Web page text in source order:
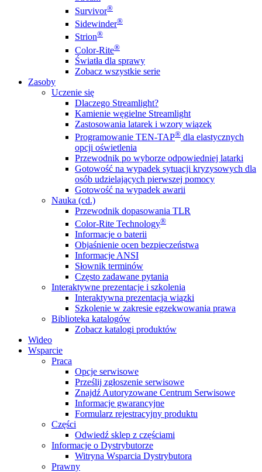
Survivor®
Sidewinder®
Strion®
Color-Rite®
Światła dla sprawy
Zobacz wszystkie serie
Zasoby
Uczenie się
Dlaczego Streamlight?
Kamienie węgielne Streamlight
Zastosowania latarek i wzory wiązek
Programowanie TEN-TAP® dla elastycznych
opcji oświetlenia
Przewodnik po wyborze odpowiedniej latarki
Gotowość na wypadek sytuacji kryzysowych dla
osób udzielających pierwszej pomocy
Gotowość na wypadek awarii
Nauka (cd.)
Przewodnik dopasowania TLR
Color-Rite Technology®
Informacje o baterii
Objaśnienie ocen bezpieczeństwa
Informacje ANSI
Słownik terminów
Często zadawane pytania
Interaktywne prezentacje i szkolenia
Interaktywna prezentacja wiązki
Szkolenie w zakresie egzekwowania prawa
Biblioteka katalogów
Zobacz katalogi produktów
Wideo
Wsparcie
Praca
Opcje serwisowe
Prześlij zgłoszenie serwisowe
Znajdź Autoryzowane Centrum Serwisowe
Informacje gwarancyjne
Formularz rejestracyjny produktu
Części
Odwiedź sklep z częściami
Informacje o Dystrybutorze
Witryna Wsparcia Dystrybutora
Prawny